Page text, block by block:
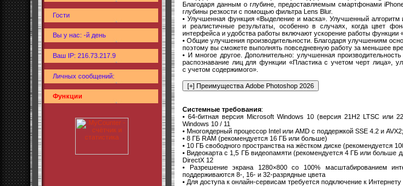
Гости
Вы у нас: -й день
Ваш IP: 216.73.217.9
Личных сообщений:
Функции
Благодаря данным о глубине, предоставляемым смартфонами
глубины резкости с помощью фильтра Lens Blur.
• Улучшенная функция «Выделение и маска». Улучшенный алгоритм
и реалистичные результаты, особенно в случаях, когда цвет
интерфейса и удобства работы включают ускорение работы
• Общие улучшения производительности. Благодаря улучшениям
поэтому вы сможете выполнять повседневную работу за меньшее
• И многое другое. Дополнительно: улучшенная
распознавание лиц для функции «Пластика с учетом черт лица»,
с учетом содержимого».
Системные требования:
• 64-битная версия Microsoft Windows 10 (версия 21H2 LTSC или
Windows 10 / 11
• Многоядерный процессор Intel или AMD с поддержкой SSE 4.2 и
• 8 ГБ RAM (рекомендуется 16 ГБ или больше)
• 10 ГБ свободного пространства на жёстком диске (рекомендуется
• Видеокарта с 1,5 ГБ видеопамяти (рекомендуется 4 ГБ или
DirectX 12
• Разрешение экрана 1280×800 со 100% масштабированием
поддерживаются 8-, 16- и 32-разрядные цвета
• Для доступа к онлайн-сервисам требуется подключение к Интернету